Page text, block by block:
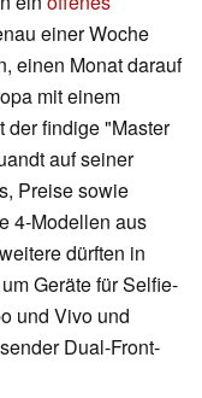
einer Woche
einen Monat darauf
mit einem
der findige "Master
auf seiner
Preise sowie
4-Modellen aus
dürften in
Geräte für Selfie-
und Vivo und
Dual-Front-